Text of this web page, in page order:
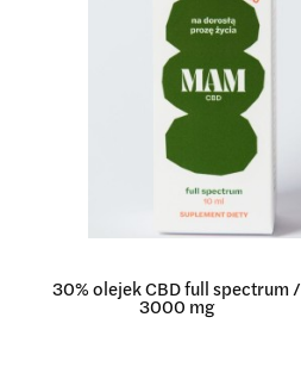
30% olejek CBD full spectrum /
3000 mg